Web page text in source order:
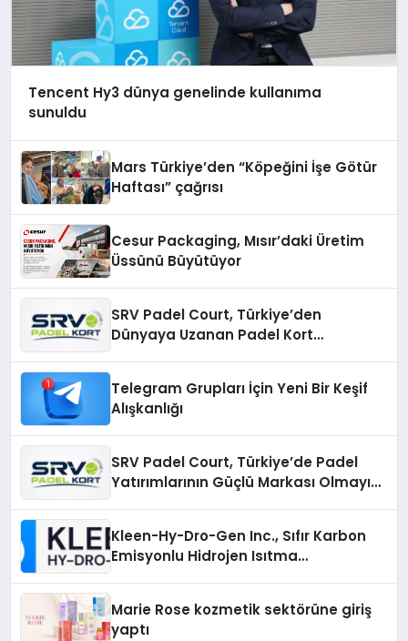
Tencent Hy3 dünya genelinde kullanıma
sunuldu
Mars Türkiye’den “Köpeğini İşe Götür
Haftası” çağrısı
Cesur Packaging, Mısır’daki Üretim
Üssünü Büyütüyor
SRV Padel Court, Türkiye’den
Dünyaya Uzanan Padel Kort
Telegram Grupları İçin Yeni Bir Keşif
Alışkanlığı
SRV Padel Court, Türkiye’de Padel
Yatırımlarının Güçlü Markası Olmayı
Kleen-Hy-Dro-Gen Inc., Sıfır Karbon
Emisyonlu Hidrojen Isıtma
Marie Rose kozmetik sektörüne giriş
yaptı